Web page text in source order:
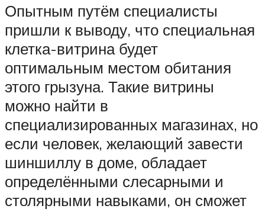
Опытным путём специалисты
пришли к выводу, что специальная
клетка-витрина будет
оптимальным местом обитания
этого грызуна. Такие витрины
можно найти в
специализированных магазинах, но
если человек, желающий завести
шиншиллу в доме, обладает
определёнными слесарными и
столярными навыками, он сможет